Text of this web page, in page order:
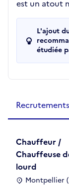
est un atout
L'ajout
étudiée
Chauffeur /
Chauffeuse
lourd
Montpellier